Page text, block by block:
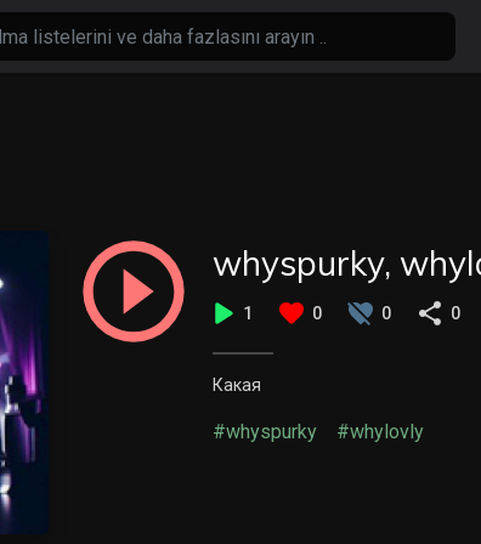
whyspurky,
1 0 0 0
Какая
#whyspurky #whylovly